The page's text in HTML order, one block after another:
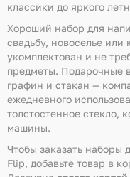
классики до яркого
Хороший набор для
свадьбу, новоселье
укомплектован и не
предметы. Подарочные
графин и стакан —
ежедневного
толстостенное стекло,
машины.
Чтобы заказать наборы
Flip, добавьте товар в